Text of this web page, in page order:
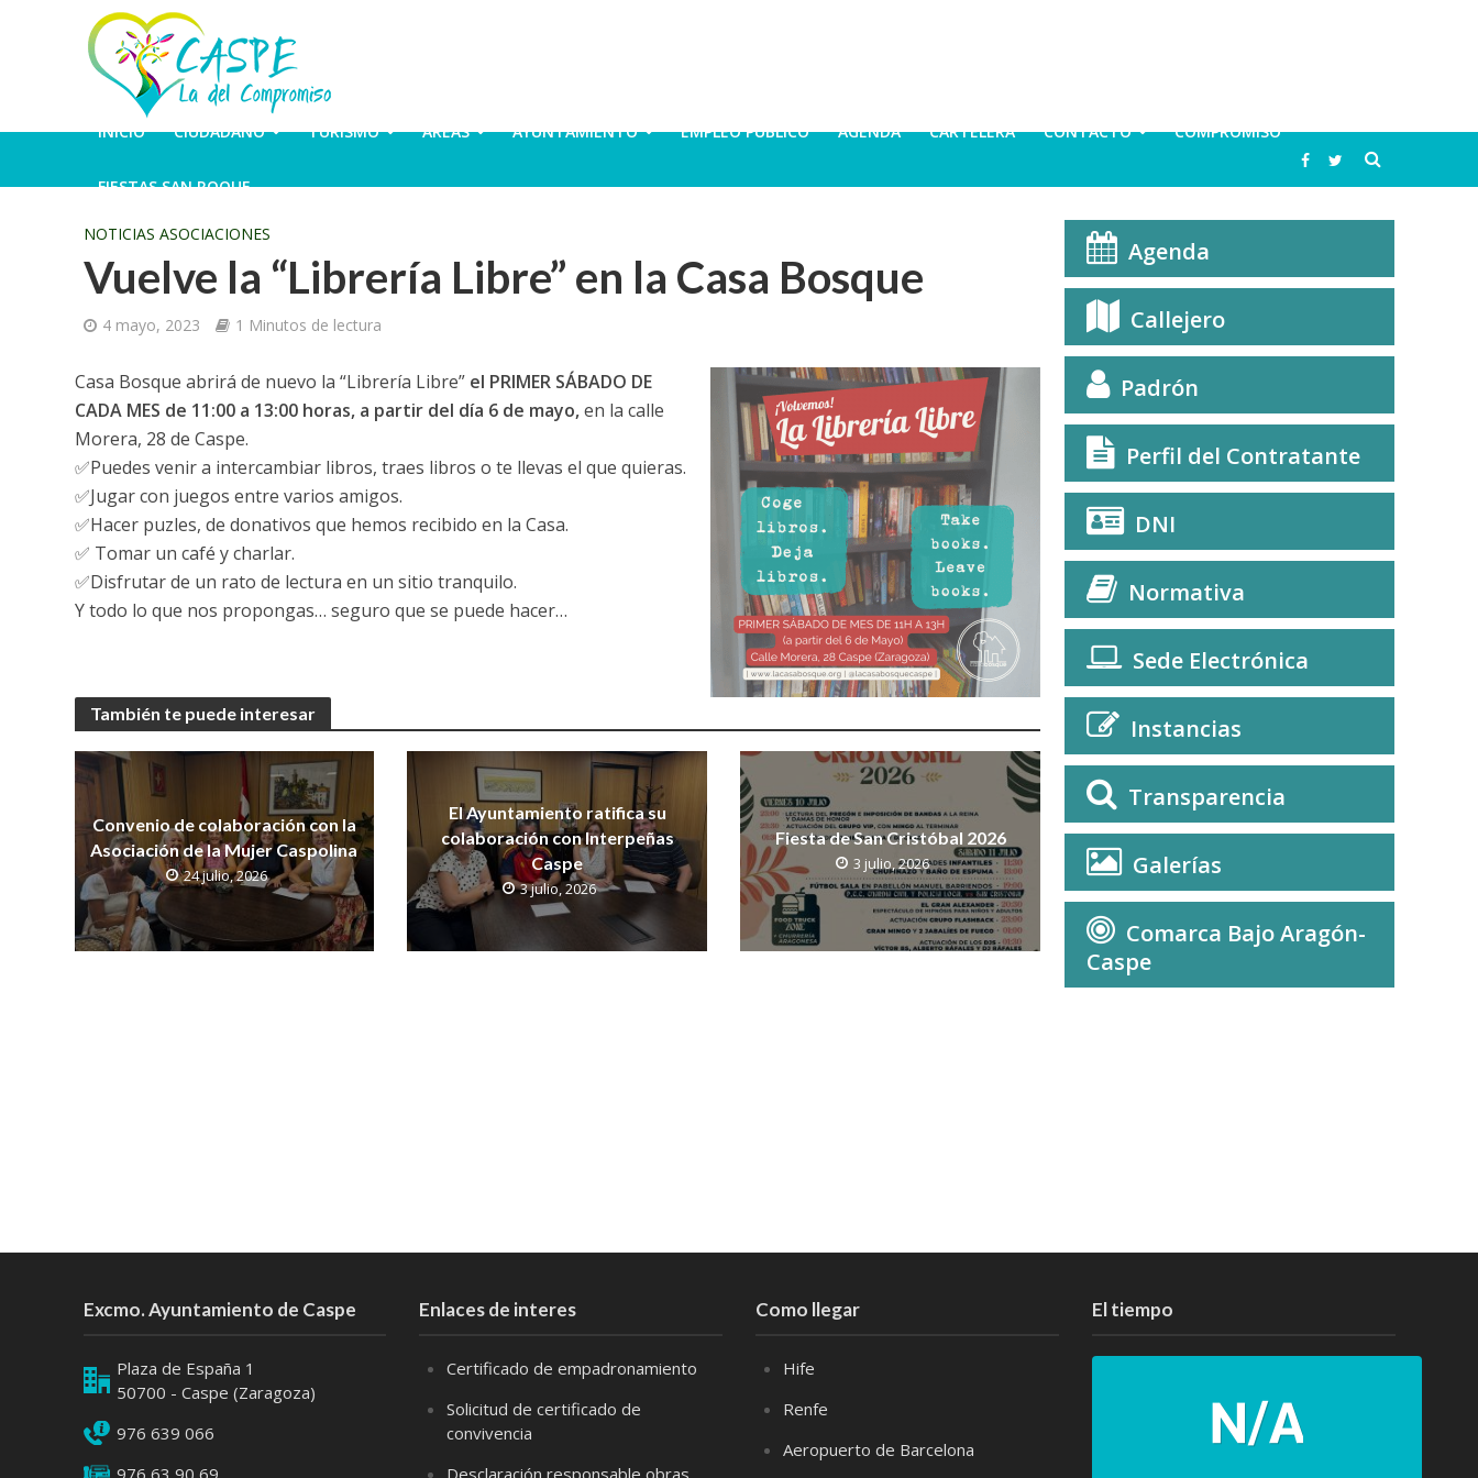
INICIO CIUDADANO TURISMO ÁREAS AYUNTAMIENTO EMPLEO PÚBLICO AGENDA CARTELERA CONTACTO COMPROMISO
FIESTAS SAN ROQUE
NOTICIAS ASOCIACIONES
Vuelve la “Librería Libre” en la Casa Bosque
4 mayo, 2023 1 Minutos de lectura
Casa Bosque abrirá de nuevo la “Librería Libre” el PRIMER SÁBADO DE
CADA MES de 11:00 a 13:00 horas, a partir del día 6 de mayo,en la calle
Morera, 28 de Caspe.
✅Puedes venir a intercambiar libros, traes libros o te llevas el que quieras.
✅Jugar con juegos entre varios amigos.
✅Hacer puzles, de donativos que hemos recibido en la Casa.
✅ Tomar un café y charlar.
✅Disfrutar de un rato de lectura en un sitio tranquilo.
Y todo lo que nos propongas… seguro que se puede hacer…
También te puede interesar
Convenio de colaboración con la
Asociación de la Mujer Caspolina
24 julio, 2026
El Ayuntamiento ratifica su
colaboración con Interpeñas
Caspe
3 julio, 2026
Fiesta de San Cristóbal 2026
3 julio, 2026
Agenda
Callejero
Padrón
Perfil del Contratante
DNI
Normativa
Sede Electrónica
Instancias
Transparencia
Galerías
Comarca Bajo Aragón-
Caspe
Excmo. Ayuntamiento de Caspe
Plaza de España 1
50700 - Caspe (Zaragoza)
976 639 066
976 63 90 69
Enlaces de interes
Certificado de empadronamiento
Solicitud de certificado de
convivencia
Desclaración responsable obras
Como llegar
Hife
Renfe
Aeropuerto de Barcelona
El tiempo